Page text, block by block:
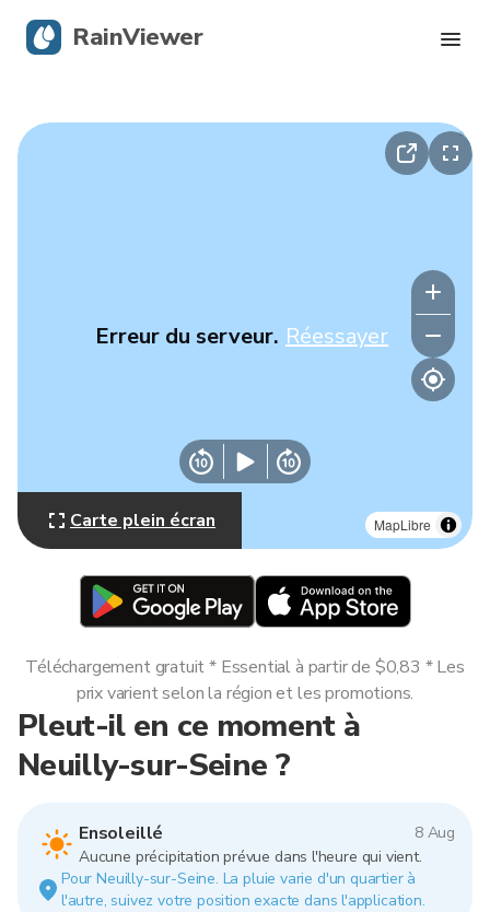
MapLibre
Erreur du serveur. Réessayer
Carte plein écran
Pleut-il en ce moment à
Neuilly-sur-Seine ?
Ensoleillé
8 Aug
Aucune précipitation prévue dans l'heure qui vient.
Pour Neuilly-sur-Seine. La pluie varie d'un quartier à
l'autre, suivez votre position exacte dans l'application.
Téléchargement gratuit * Essential à partir de $0,83 * Les
prix varient selon la région et les promotions.
RainViewer